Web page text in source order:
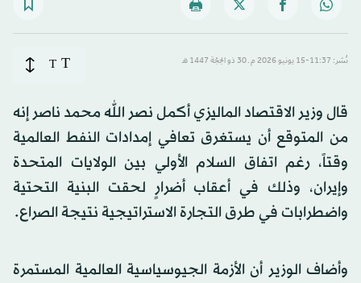
نُشر: 11:37-15 يونيو 2026 م ـ 30 ذو الحِجّة 1447 هـ T
T
قال وزير الاقتصاد الماليزي أكمل نصر الله محمد ناصر إنه
من المتوقع أن يستغرق تعافي إمدادات النفط العالمية
وقتاً، رغم اتفاق السلام الأولي بين الولايات المتحدة
وإيران، وذلك في أعقاب أضرارٍ لحقت البنية التحتية
واضطرابات في طرق التجارة الاستراتيجية نتيجة الصراع.
وأضاف الوزير أن الأزمة الجيوسياسية العالمية المستمرة